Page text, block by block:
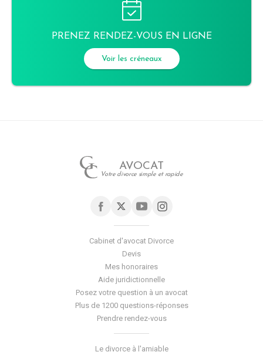
PRENEZ RENDEZ-VOUS EN LIGNE
Voir les créneaux
AVOCAT
Votre divorce simple et rapide
Cabinet d'avocat Divorce
Devis
Mes honoraires
Aide juridictionnelle
Posez votre question à un avocat
Plus de 1200 questions-réponses
Prendre rendez-vous
Le divorce à l'amiable